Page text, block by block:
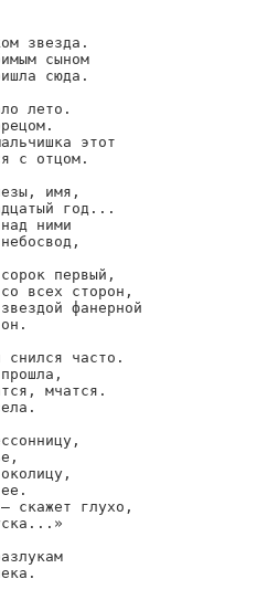
звезда.
сыном
сюда.
лето.
этот
с отцом.
имя,
год...
ними
первый,
всех сторон,
фанерной
часто.
мчатся.
скажет глухо,